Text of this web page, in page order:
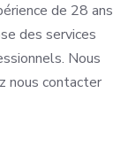
de 28 ans
des services
Nous
nous contacter